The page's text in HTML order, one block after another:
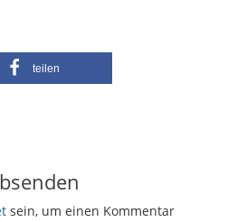
teilen
sein, um einen Kommentar